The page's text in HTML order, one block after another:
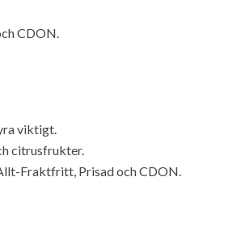
CDON.
viktigt.
citrusfrukter.
Fraktfritt, Prisad och CDON.